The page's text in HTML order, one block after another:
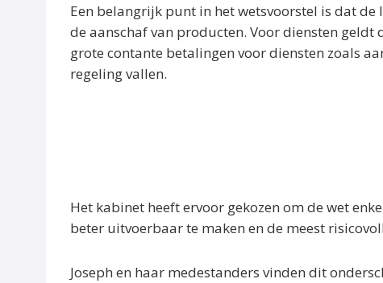
Een belangrijk punt in het wetsvoorstel is dat
de aanschaf van producten. Voor diensten
grote contante betalingen voor diensten zoals
regeling vallen.
Het kabinet heeft ervoor gekozen om de wet
beter uitvoerbaar te maken en de meest
Joseph en haar medestanders vinden dit